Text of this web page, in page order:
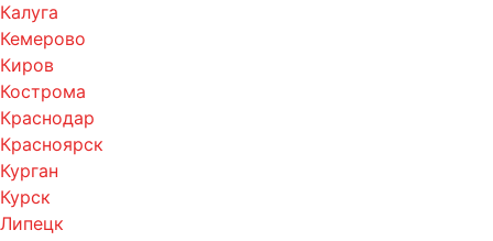
Калуга
Кемерово
Киров
Кострома
Краснодар
Красноярск
Курган
Курск
Липецк